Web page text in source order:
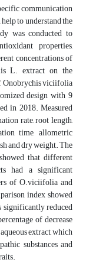
communication
to understand the
was conducted ‎to
properties,
concentrations of
Onobrychis viciifolia
design with 9
in 2018. ‎Measured
rate, root length,
time, allometric
and ‎dry weight. The
that different
had a significant
of ‎O.viciifolia and
index showed
significantly reduced
of decrease
extract, which
substances and